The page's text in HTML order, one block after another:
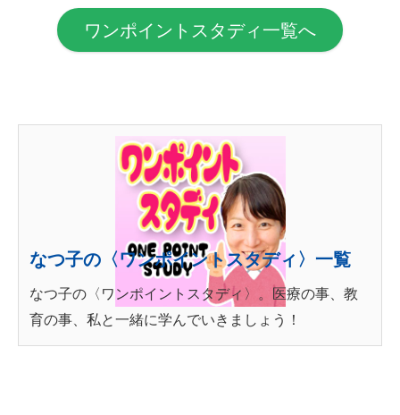
ワンポイントスタディ一覧へ
なつ子の〈ワンポイントスタディ〉一覧
なつ子の〈ワンポイントスタディ〉。医療の事、教
育の事、私と一緒に学んでいきましょう！